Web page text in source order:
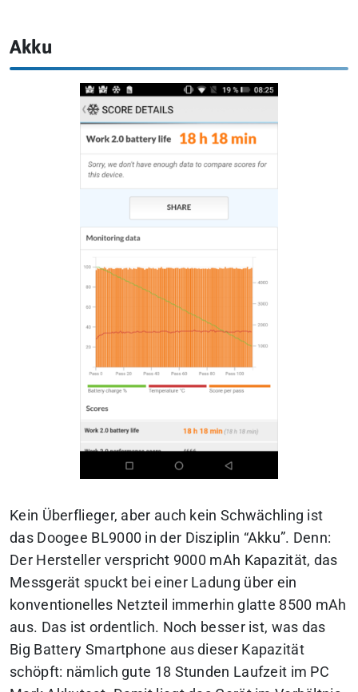
Akku
Kein Überflieger, aber auch kein Schwächling ist
das Doogee BL9000 in der Disziplin “Akku”. Denn:
Der Hersteller verspricht 9000 mAh Kapazität, das
Messgerät spuckt bei einer Ladung über ein
konventionelles Netzteil immerhin glatte 8500 mAh
aus. Das ist ordentlich. Noch besser ist, was das
Big Battery Smartphone aus dieser Kapazität
schöpft: nämlich gute 18 Stunden Laufzeit im PC